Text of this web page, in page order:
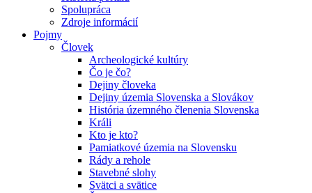
Spolupráca
Zdroje informácií
Pojmy
Človek
Archeologické kultúry
Čo je čo?
Dejiny človeka
Dejiny územia Slovenska a Slovákov
História územného členenia Slovenska
Králi
Kto je kto?
Pamiatkové územia na Slovensku
Rády a rehole
Stavebné slohy
Svätci a svätice